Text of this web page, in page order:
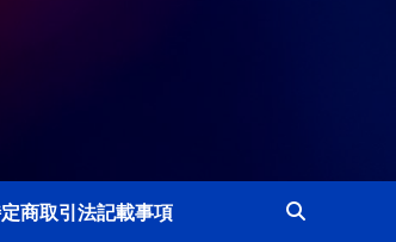
商取引法記載事項